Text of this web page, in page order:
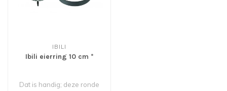
IBILI
Ibili eierring 10 cm *
Dat is handig; deze ronde